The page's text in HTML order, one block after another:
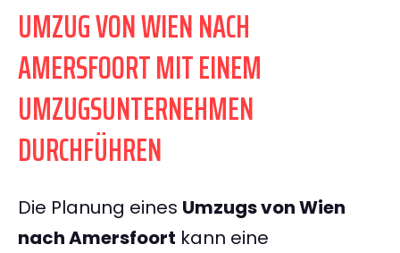
UMZUG VON WIEN NACH
AMERSFOORT MIT EINEM
UMZUGSUNTERNEHMEN
DURCHFÜHREN
Die Planung eines Umzugs von Wien
nach Amersfoort kann eine